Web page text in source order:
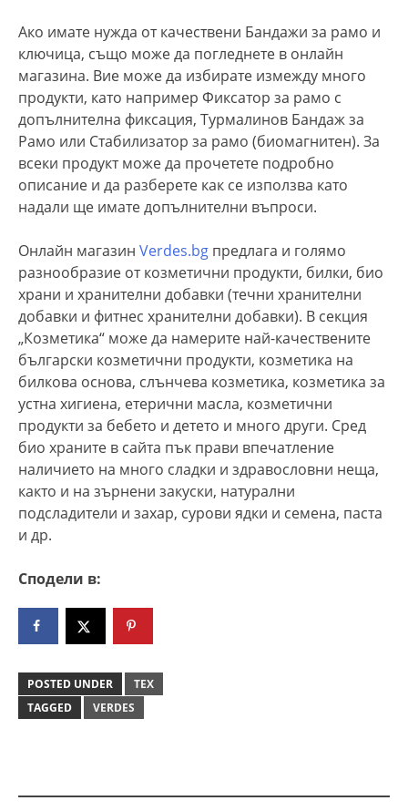
Ако имате нужда от качествени Бандажи за рамо и
ключица, също може да погледнете в онлайн
магазина. Вие може да избирате измежду много
продукти, като например Фиксатор за рамо с
допълнителна фиксация, Турмалинов Бандаж за
Рамо или Стабилизатор за рамо (биомагнитен). За
всеки продукт може да прочетете подробно
описание и да разберете как се използва като
надали ще имате допълнителни въпроси.
Онлайн магазин Verdes.bg предлага и голямо
разнообразие от козметични продукти, билки, био
храни и хранителни добавки (течни хранителни
добавки и фитнес хранителни добавки). В секция
„Козметика“ може да намерите най-качествените
български козметични продукти, козметика на
билкова основа, слънчева козметика, козметика за
устна хигиена, етерични масла, козметични
продукти за бебето и детето и много други. Сред
био храните в сайта пък прави впечатление
наличието на много сладки и здравословни неща,
както и на зърнени закуски, натурални
подсладители и захар, сурови ядки и семена, паста
и др.
Сподели в:
POSTED UNDER
ТЕХ
TAGGED
VERDES